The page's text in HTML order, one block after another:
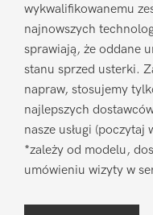
wykwalifikowanemu
najnowszych
sprawiają, że oddane
stanu sprzed usterki.
napraw, stosujemy
najlepszych
nasze usługi (poczytaj
*zależy od modelu,
umówieniu wizyty w